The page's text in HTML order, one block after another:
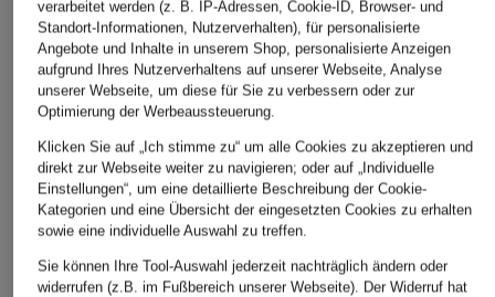
verarbeitet werden (z. B. IP-Adressen, Cookie-ID, Browser- und
Standort-Informationen, Nutzerverhalten), für personalisierte
Angebote und Inhalte in unserem Shop, personalisierte Anzeigen
aufgrund Ihres Nutzerverhaltens auf unserer Webseite, Analyse
unserer Webseite, um diese für Sie zu verbessern oder zur
Optimierung der Werbeaussteuerung.
Klicken Sie auf „Ich stimme zu“ um alle Cookies zu akzeptieren und
direkt zur Webseite weiter zu navigieren; oder auf „Individuelle
Einstellungen“, um eine detaillierte Beschreibung der Cookie-
Kategorien und eine Übersicht der eingesetzten Cookies zu erhalten
sowie eine individuelle Auswahl zu treffen.
Sie können Ihre Tool-Auswahl jederzeit nachträglich ändern oder
widerrufen (z.B. im Fußbereich unserer Webseite). Der Widerruf hat